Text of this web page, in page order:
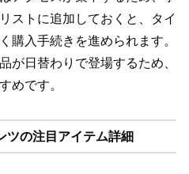
ストに追加しておくと、タイ
購入手続きを進められます。
が日替わりで登場するため、
めです。
ツの注目アイテム詳細